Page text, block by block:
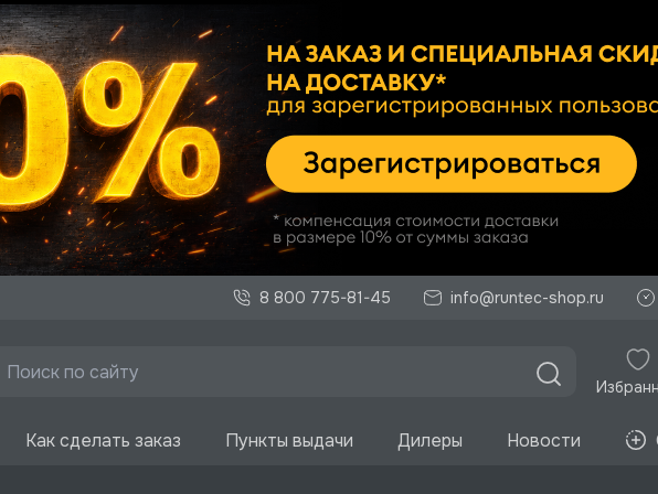
8 800 775-81-45 info@runtec-shop.ru
Как сделать заказ Пункты выдачи Дилеры Новости